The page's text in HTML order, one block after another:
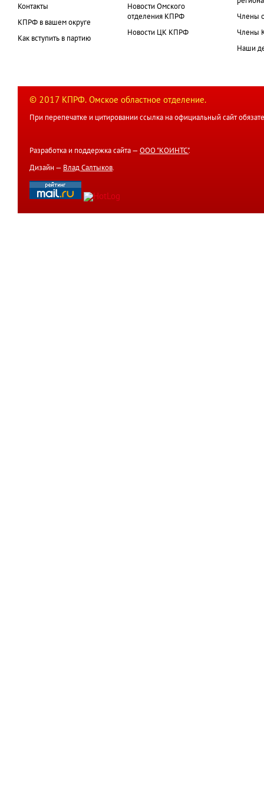
Контакты
КПРФ в вашем округе
Как вступить в партию
Новости Омского
отделения КПРФ
Новости ЦК КПРФ
Члены
Члены
Наши
© 2017 КПРФ. Омское областное отделение.
При перепечатке и цитировании ссылка на официальный сайт
Разработка и поддержка сайта — ООО "КОИНТС".
Дизайн — Влад Салтыков.